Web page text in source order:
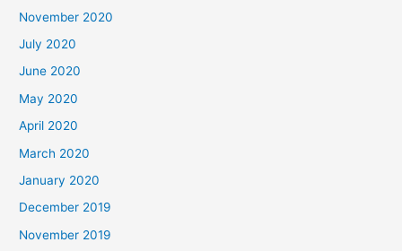
November 2020
July 2020
June 2020
May 2020
April 2020
March 2020
January 2020
December 2019
November 2019